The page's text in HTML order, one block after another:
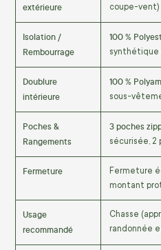
extérieure
coupe-vent)
Isolation /
Rembourrage
100 %
synthétique
Doublure
intérieure
100 %
sous-
Poches &
Rangements
3 poches
sécurisée, 2
Fermeture
Fermeture
montant
Usage
recommandé
Chasse
randonnée